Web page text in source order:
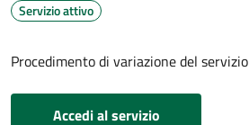
Servizio attivo
Procedimento di variazione del servizio
Accedi al servizio